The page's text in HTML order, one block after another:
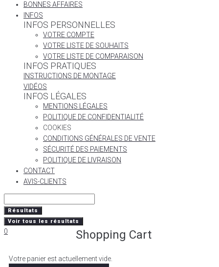
BONNES AFFAIRES
INFOS
INFOS PERSONNELLES
VOTRE COMPTE
VOTRE LISTE DE SOUHAITS
VOTRE LISTE DE COMPARAISON
INFOS PRATIQUES
INSTRUCTIONS DE MONTAGE
VIDÉOS
INFOS LÉGALES
MENTIONS LÉGALES
POLITIQUE DE CONFIDENTIALITÉ
COOKIES
CONDITIONS GÉNÉRALES DE VENTE
SÉCURITÉ DES PAIEMENTS
POLITIQUE DE LIVRAISON
CONTACT
AVIS-CLIENTS
Résultats
Voir tous les résultats
0 Shopping Cart
Votre panier est actuellement vide.